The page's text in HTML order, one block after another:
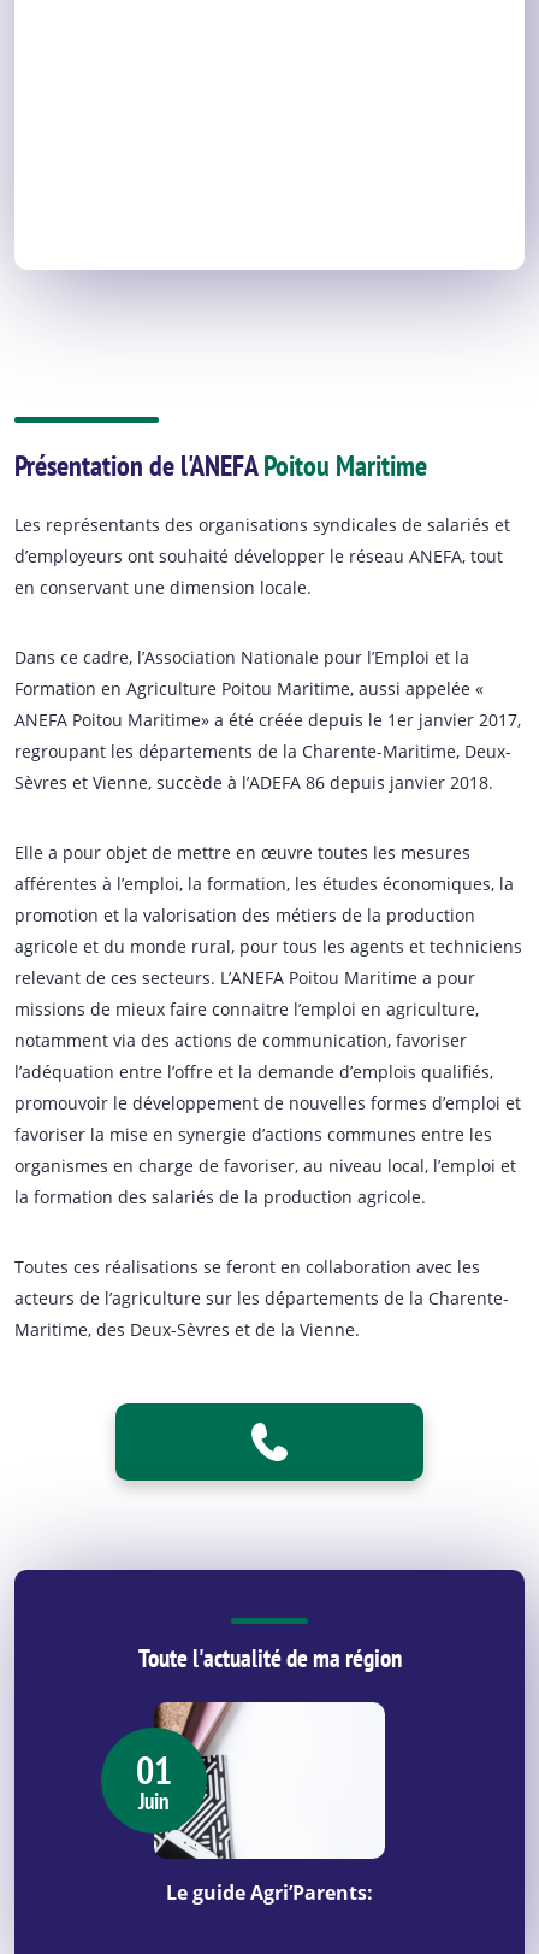
Présentation de l'ANEFAPoitou Maritime
Les représentants des organisations syndicales de salariés et
d’employeurs ont souhaité développer le réseau ANEFA, tout
en conservant une dimension locale.
Dans ce cadre, l’Association Nationale pour l’Emploi et la
Formation en Agriculture Poitou Maritime, aussi appelée «
ANEFA Poitou Maritime» a été créée depuis le 1er janvier 2017,
regroupant les départements de la Charente-Maritime, Deux-
Sèvres et Vienne, succède à l’ADEFA 86 depuis janvier 2018.
Elle a pour objet de mettre en œuvre toutes les mesures
afférentes à l’emploi, la formation, les études économiques, la
promotion et la valorisation des métiers de la production
agricole et du monde rural, pour tous les agents et techniciens
relevant de ces secteurs. L’ANEFA Poitou Maritime a pour
missions de mieux faire connaitre l’emploi en agriculture,
notamment via des actions de communication, favoriser
l’adéquation entre l’offre et la demande d’emplois qualifiés,
promouvoir le développement de nouvelles formes d’emploi et
favoriser la mise en synergie d’actions communes entre les
organismes en charge de favoriser, au niveau local, l’emploi et
la formation des salariés de la production agricole.
Toutes ces réalisations se feront en collaboration avec les
acteurs de l’agriculture sur les départements de la Charente-
Maritime, des Deux-Sèvres et de la Vienne.
Toute l'actualité de ma région
01
Juin
Le guide Agri’Parents: